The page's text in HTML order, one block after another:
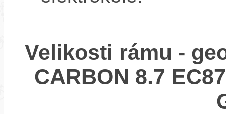
Velikosti rámu -
CARBON 8.7